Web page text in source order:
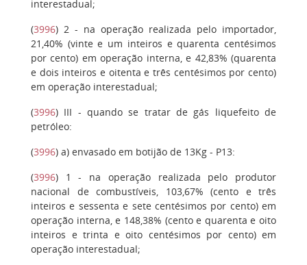
interestadual;
(3996) 2 - na operação realizada pelo importador,
21,40% (vinte e um inteiros e quarenta centésimos
por cento) em operação interna, e 42,83% (quarenta
e dois inteiros e oitenta e três centésimos por cento)
em operação interestadual;
(3996) III - quando se tratar de gás liquefeito de
petróleo:
(3996) a) envasado em botijão de 13Kg - P13:
(3996) 1
- na operação realizada pelo produtor
nacional de combustíveis, 103,67% (cento e três
inteiros e sessenta e sete centésimos por cento) em
operação interna, e 148,38% (cento e quarenta e oito
inteiros e trinta e oito centésimos por cento) em
operação interestadual;